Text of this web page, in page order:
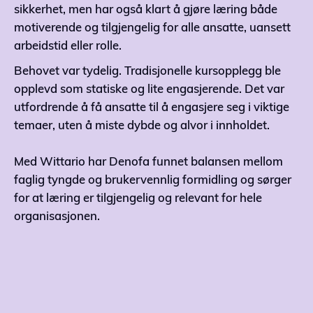
sikkerhet, men har også klart å gjøre læring både
motiverende og tilgjengelig for alle ansatte, uansett
arbeidstid eller rolle.
Behovet var tydelig. Tradisjonelle kursopplegg ble
opplevd som statiske og lite engasjerende. Det var
utfordrende å få ansatte til å engasjere seg i viktige
temaer, uten å miste dybde og alvor i innholdet.
Med Wittario har Denofa funnet balansen mellom
faglig tyngde og brukervennlig formidling og sørger
for at læring er tilgjengelig og relevant for hele
organisasjonen.